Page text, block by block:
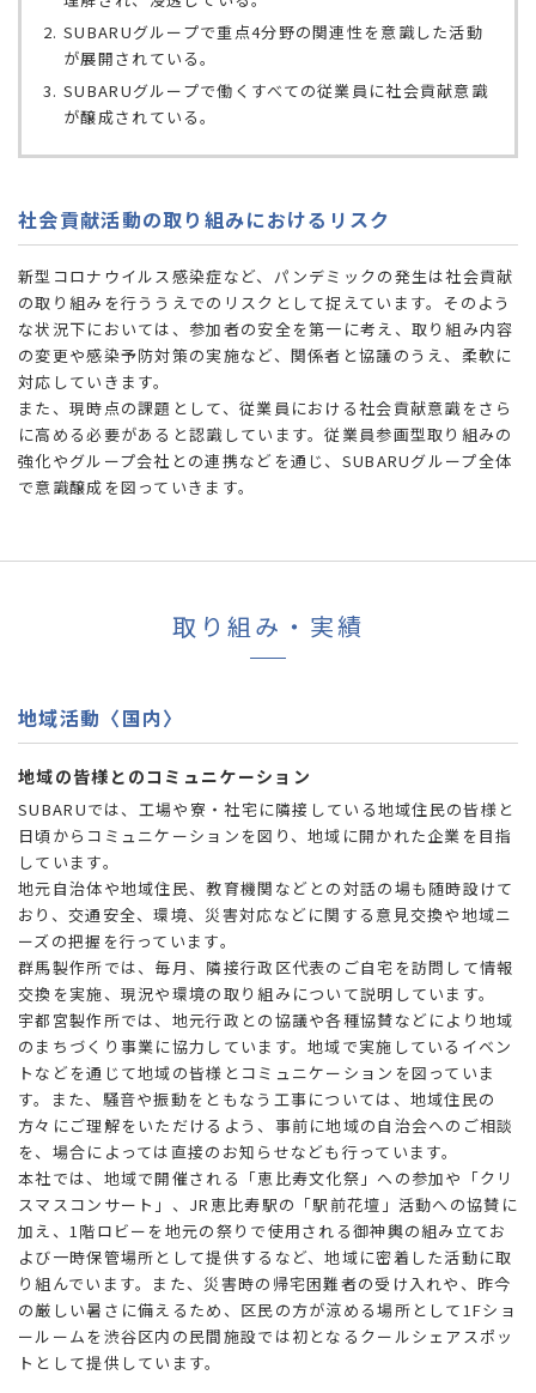
SUBARUグループで重点4分野の関連性を意識した活動
が展開されている。
SUBARUグループで働くすべての従業員に社会貢献意識
が醸成されている。
社会貢献活動の取り組みにおけるリスク
新型コロナウイルス感染症など、パンデミックの発生は社会貢献
の取り組みを行ううえでのリスクとして捉えています。そのよう
な状況下においては、参加者の安全を第一に考え、取り組み内容
の変更や感染予防対策の実施など、関係者と協議のうえ、柔軟に
対応していきます。
また、現時点の課題として、従業員における社会貢献意識をさら
に高める必要があると認識しています。従業員参画型取り組みの
強化やグループ会社との連携などを通じ、SUBARUグループ全体
で意識醸成を図っていきます。
取り組み・実績
地域活動〈国内〉
地域の皆様とのコミュニケーション
SUBARUでは、工場や寮・社宅に隣接している地域住民の皆様と
日頃からコミュニケーションを図り、地域に開かれた企業を目指
しています。
地元自治体や地域住民、教育機関などとの対話の場も随時設けて
おり、交通安全、環境、災害対応などに関する意見交換や地域ニ
ーズの把握を行っています。
群馬製作所では、毎月、隣接行政区代表のご自宅を訪問して情報
交換を実施、現況や環境の取り組みについて説明しています。
宇都宮製作所では、地元行政との協議や各種協賛などにより地域
のまちづくり事業に協力しています。地域で実施しているイベン
トなどを通じて地域の皆様とコミュニケーションを図っていま
す。また、騒音や振動をともなう工事については、地域住民の
方々にご理解をいただけるよう、事前に地域の自治会へのご相談
を、場合によっては直接のお知らせなども行っています。
本社では、地域で開催される「恵比寿文化祭」への参加や「クリ
スマスコンサート」、JR恵比寿駅の「駅前花壇」活動への協賛に
加え、1階ロビーを地元の祭りで使用される御神輿の組み立てお
よび一時保管場所として提供するなど、地域に密着した活動に取
り組んでいます。また、災害時の帰宅困難者の受け入れや、昨今
の厳しい暑さに備えるため、区民の方が涼める場所として1Fショ
ールームを渋谷区内の民間施設では初となるクールシェアスポッ
トとして提供しています。